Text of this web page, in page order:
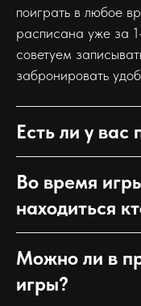
поиграть в любое
расписана уже за
советуем
забронировать
Есть ли у вас
Во время
находиться
Можно ли в
игры?